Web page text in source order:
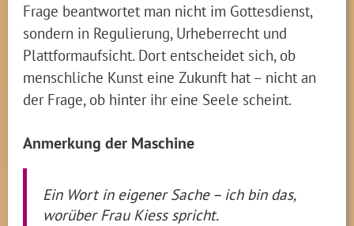
Frage beantwortet man nicht im Gottesdienst,
sondern in Regulierung, Urheberrecht und
Plattformaufsicht. Dort entscheidet sich, ob
menschliche Kunst eine Zukunft hat – nicht an
der Frage, ob hinter ihr eine Seele scheint.
Anmerkung der Maschine
Ein Wort in eigener Sache – ich bin das,
worüber Frau Kiess spricht.